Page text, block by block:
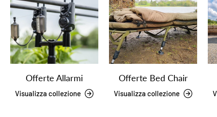
Offerte Allarmi
Visualizza collezione
Offerte Bed Chair
Visualizza collezione